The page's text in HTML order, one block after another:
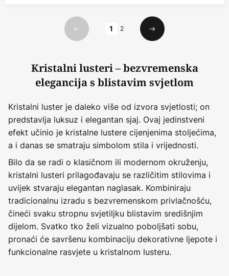
Prethodno
1 2
Sljedeći
Kristalni lusteri – bezvremenska
elegancija s blistavim svjetlom
Kristalni luster je daleko više od izvora svjetlosti; on
predstavlja luksuz i elegantan sjaj. Ovaj jedinstveni
efekt učinio je kristalne lustere cijenjenima stoljećima,
a i danas se smatraju simbolom stila i vrijednosti.
Bilo da se radi o klasičnom ili modernom okruženju,
kristalni lusteri prilagođavaju se različitim stilovima i
uvijek stvaraju elegantan naglasak. Kombiniraju
tradicionalnu izradu s bezvremenskom privlačnošću,
čineći svaku stropnu svjetiljku blistavim središnjim
dijelom. Svatko tko želi vizualno poboljšati sobu,
pronaći će savršenu kombinaciju dekorativne ljepote i
funkcionalne rasvjete u kristalnom lusteru.